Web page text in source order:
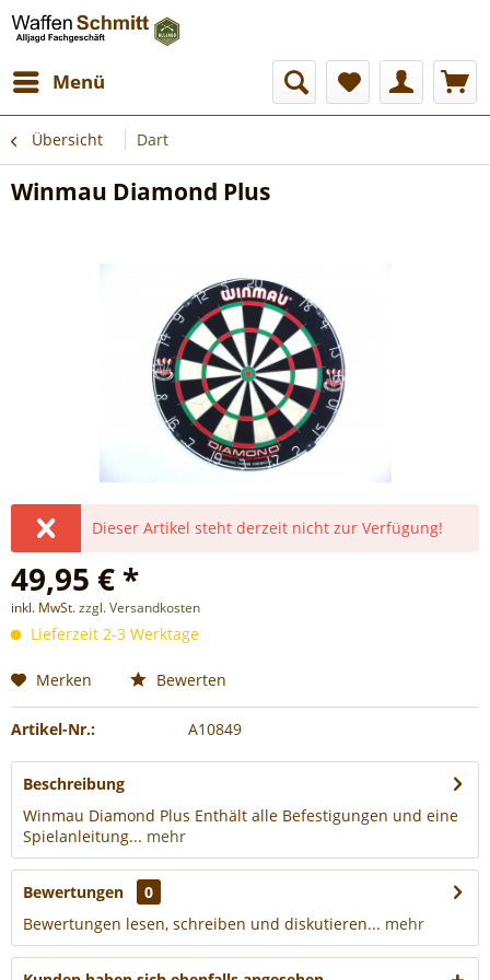
Menü
Übersicht Dart
Winmau Diamond Plus
Dieser Artikel steht derzeit nicht zur Verfügung!
49,95 € *
inkl. MwSt.zzgl. Versandkosten
Lieferzeit 2-3 Werktage
Merken Bewerten
Artikel-Nr.: A10849
Beschreibung
Winmau Diamond Plus Enthält alle Befestigungen und eine
Spielanleitung... mehr
Bewertungen
0
Bewertungen lesen, schreiben und diskutieren... mehr